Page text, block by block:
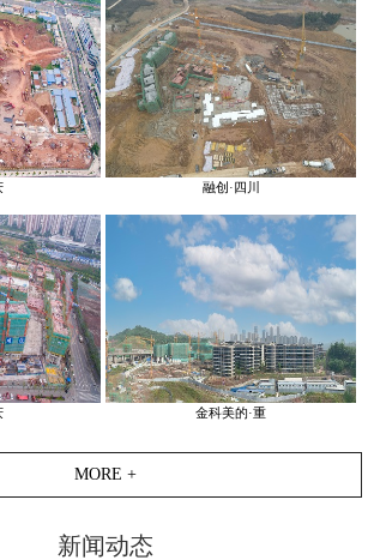
融创·四川
金科美的·重
MORE +
新闻动态